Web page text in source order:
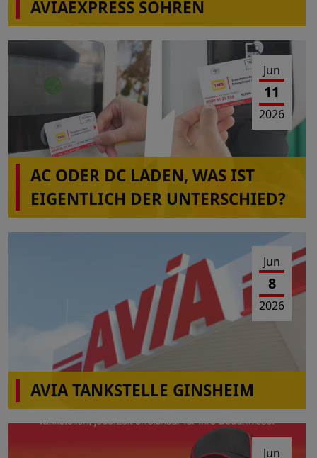
AVIAEXPRESS SOHREN
Einschränkungen Tankbetrieb am 23.06.2026 von
10:00-16:00 Uhr
Jun
11
2026
AC ODER DC LADEN, WAS IST
EIGENTLICH DER UNTERSCHIED?
Jun
8
2026
AVIA TANKSTELLE GINSHEIM
Am 10.06-2026 von 10:00-16:00 Uhr Wartungs-
Jun